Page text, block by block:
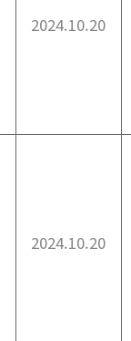
2024.10.20
2024.10.20